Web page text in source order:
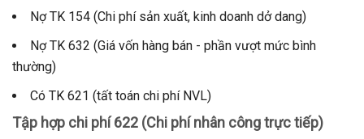
Nợ TK 154 (Chi phí sản xuất, kinh doanh dở dang)
Nợ TK 632 (Giá vốn hàng bán - phần vượt mức bình
thường)
Có TK 621 (tất toán chi phí NVL)
Tập hợp chi phí 622 (Chi phí nhân công trực tiếp)